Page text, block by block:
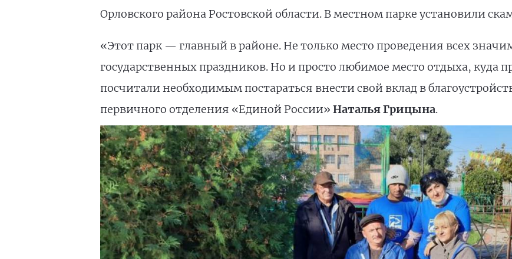
Орловского района Ростовской области. В местном парке установили
«Этот парк — главный в районе. Не только место проведения всех
государственных праздников. Но и просто любимое место отдыха,
посчитали необходимым постараться внести свой вклад в
первичного отделения «Единой России» Наталья Грицына.